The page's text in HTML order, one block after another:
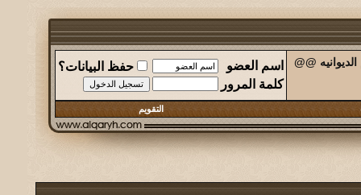
@@ اسم العضو
حفظ البيانات؟
كلمة المرور
التقويم